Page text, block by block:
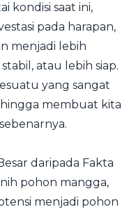
kondisi saat ini,
pada harapan,
menjadi lebih
atau lebih siap.
yang sangat
membuat kita
daripada Fakta
pohon mangga,
menjadi pohon